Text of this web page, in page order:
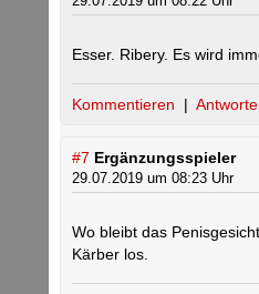
Esser. Ribery. Es wird
Kommentieren |
#7 Ergänzungsspieler
29.07.2019 um 08:23 Uhr
Wo bleibt das
Kärber los.